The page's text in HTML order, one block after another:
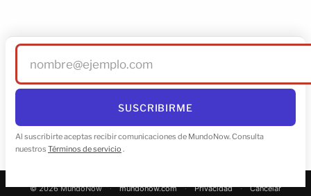
Tu correo electrónico
SUSCRIBIRME
Al suscribirte aceptas recibir comunicaciones de MundoNow. Consulta
nuestros Términos de servicio .
© 2026 MundoNow · mundonow.com · Privacidad ·
Cancelar